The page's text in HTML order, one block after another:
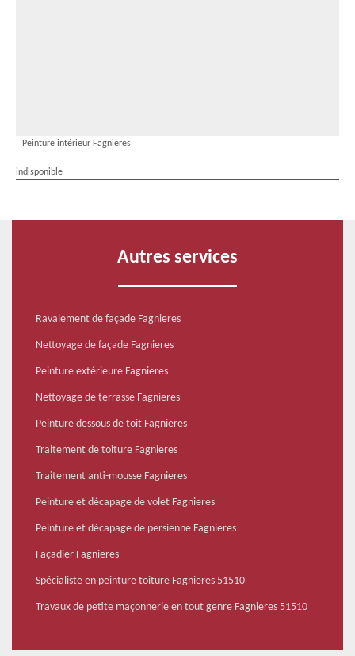
Peinture intérieur Fagnieres
indisponible
Autres services
Ravalement de façade Fagnieres
Nettoyage de façade Fagnieres
Peinture extérieure Fagnieres
Nettoyage de terrasse Fagnieres
Peinture dessous de toit Fagnieres
Traitement de toiture Fagnieres
Traitement anti-mousse Fagnieres
Peinture et décapage de volet Fagnieres
Peinture et décapage de persienne Fagnieres
Façadier Fagnieres
Spécialiste en peinture toiture Fagnieres 51510
Travaux de petite maçonnerie en tout genre Fagnieres 51510